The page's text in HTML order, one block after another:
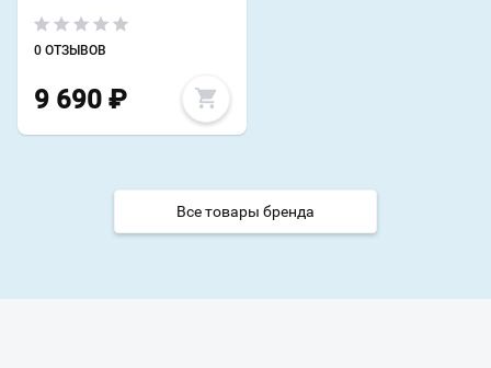
0 ОТЗЫВОВ
9 690 ₽
Все товары бренда